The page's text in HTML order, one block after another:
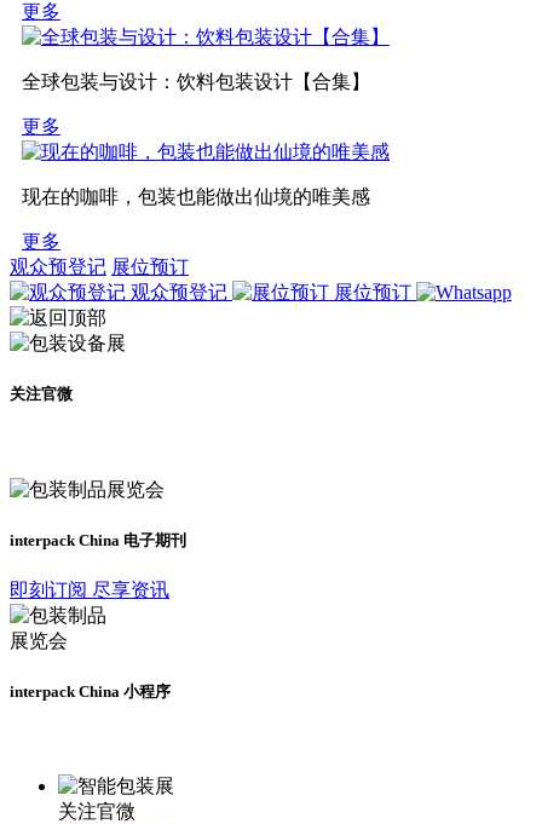
更多
全球包装与设计：饮料包装设计【合集】
更多
现在的咖啡，包装也能做出仙境的唯美感
更多
观众预登记 展位预订
观众预登记
展位预订
关注官微
interpack China 电子期刊
即刻订阅 尽享资讯
interpack China 小程序
关注官微